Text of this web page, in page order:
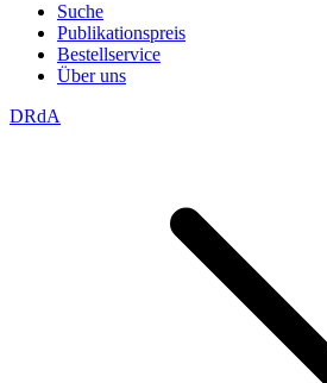
Suche
Publikationspreis
Bestellservice
Über uns
DRdA